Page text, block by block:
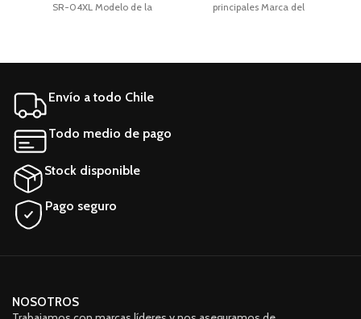
SR-04XL Modelo de la
principales Marca del
Envío a todo Chile
Todo medio de pago
Stock disponible
Pago seguro
NOSOTROS